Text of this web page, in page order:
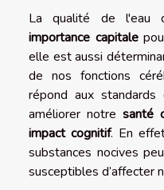
La qualité de l'eau
importance capitale
elle est aussi
de nos fonctions
répond aux
améliorer notresanté
impact cognitif. En
substances nocives
susceptibles d’affecter